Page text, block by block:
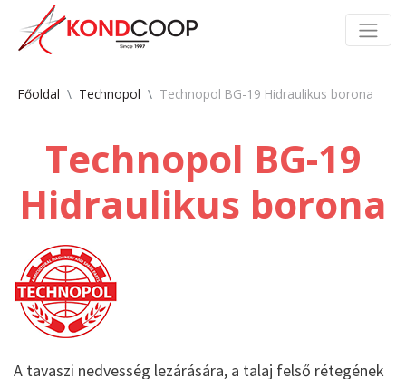
Főoldal Technopol Technopol BG-19 Hidraulikus borona
Technopol BG-19
Hidraulikus borona
A tavaszi nedvesség lezárására, a talaj felső rétegének